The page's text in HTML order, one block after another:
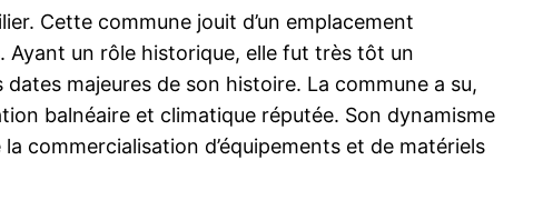
Cette commune jouit d’un emplacement
Ayant un rôle historique, elle fut très tôt un
majeures de son histoire. La commune a su,
balnéaire et climatique réputée. Son dynamisme
commercialisation d’équipements et de matériels